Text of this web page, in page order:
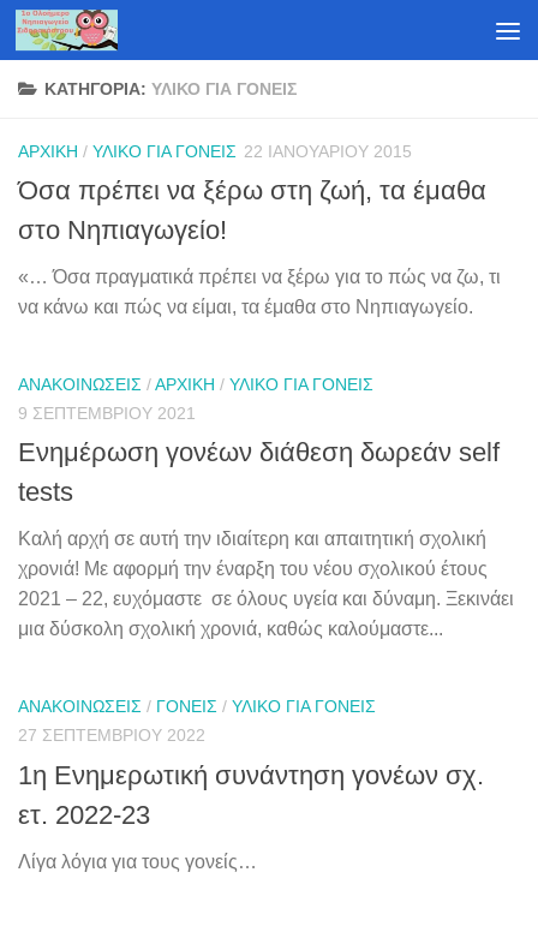
Skip to content
ΚΑΤΗΓΟΡΊΑ: ΥΛΙΚΌ ΓΙΑ ΓΟΝΕΊΣ
ΑΡΧΙΚΉ / ΥΛΙΚΌ ΓΙΑ ΓΟΝΕΊΣ 22 ΙΑΝΟΥΑΡΊΟΥ 2015
Όσα πρέπει να ξέρω στη ζωή, τα έμαθα
στο Νηπιαγωγείο!
«… Όσα πραγματικά πρέπει να ξέρω για το πώς να ζω, τι
να κάνω και πώς να είμαι, τα έμαθα στο Νηπιαγωγείο.
ΑΝΑΚΟΙΝΏΣΕΙΣ /ΑΡΧΙΚΉ / ΥΛΙΚΌ ΓΙΑ ΓΟΝΕΊΣ
9 ΣΕΠΤΕΜΒΡΊΟΥ 2021
Ενημέρωση γονέων διάθεση δωρεάν self
tests
Καλή αρχή σε αυτή την ιδιαίτερη και απαιτητική σχολική
χρονιά! Με αφορμή την έναρξη του νέου σχολικού έτους
2021 – 22, ευχόμαστε σε όλους υγεία και δύναμη. Ξεκινάει
μια δύσκολη σχολική χρονιά, καθώς καλούμαστε...
ΑΝΑΚΟΙΝΏΣΕΙΣ / ΓΟΝΕΊΣ / ΥΛΙΚΌ ΓΙΑ ΓΟΝΕΊΣ
27 ΣΕΠΤΕΜΒΡΊΟΥ 2022
1η Ενημερωτική συνάντηση γονέων σχ.
ετ. 2022-23
Λίγα λόγια για τους γονείς…